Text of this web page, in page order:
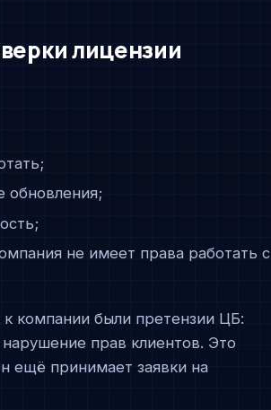
лицензии
обновления;
не имеет права работать с
к компании были претензии ЦБ:
прав клиентов. Это
ещё принимает заявки на